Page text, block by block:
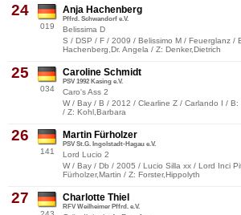
24
019
Anja Hachenberg
Pffrd. Schwandorf e.V.
Belissima D
S / DSP / F / 2009 / Belissimo M / Feuerglanz /
Hachenberg,Dr. Angela / Z: Denker,Dietrich
25
034
Caroline Schmidt
PSV 1992 Kasing e.V.
Caro's Ass 2
W / Bay / B / 2012 / Clearline Z / Carlando I / B:
/ Z: Kohl,Barbara
26
141
Martin Fürholzer
PSV St.G. Ingolstadt-Hagau e.V.
Lord Lucio 2
W / Bay / Db / 2005 / Lucio Silla xx / Lord Inci
Fürholzer,Martin / Z: Forster,Hippolyth
27 Charlotte Thiel
RFV Weilheimer Pffrd. e.V.